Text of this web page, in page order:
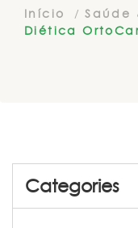
Início
Saúde
Diética
Categories